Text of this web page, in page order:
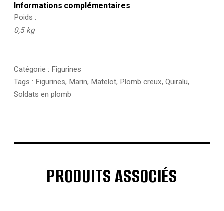
Informations complémentaires
Poids
0,5 kg
Catégorie : Figurines
Tags : Figurines, Marin, Matelot, Plomb creux, Quiralu,
Soldats en plomb
PRODUITS ASSOCIÉS